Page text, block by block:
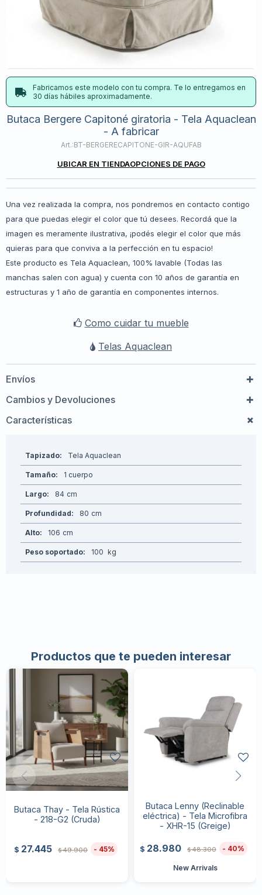
Fabricamos este modelo con tu compra. Te lo entregamos en
30 días hábiles aproximadamente.
Butaca Bergere Capitoné giratoria - Tela Aquaclean
- A fabricar
BT-BERGERECAPITONE-GIR-AQUFAB
UBICAR EN TIENDAOPCIONES DE PAGO
Una vez realizada la compra, nos pondremos en contacto contigo
para que puedas elegir el color que tú desees. Recordá que la
imagen es meramente ilustrativa, ¡podés elegir el color que más
quieras para que conviva a la perfección en tu espacio!
Este producto es Tela Aquaclean, 100% lavable (Todas las
manchas salen con agua) y cuenta con 10 años de garantía en
estructuras y 1 año de garantía en componentes internos.
Como cuidar tu mueble
Telas Aquaclean
Envíos
Cambios y Devoluciones
Características
Tapizado Tela Aquaclean
Tamaño 1 cuerpo
Largo 84
Profundidad 80
Alto 106
Peso soportado 100
Productos que te pueden interesar
Butaca Thay - Tela Rústica
- 218-G2 (Cruda)
$ 27.445 $49.900 45
Butaca Lenny (Reclinable
eléctrica) - Tela Microfibra
- XHR-15 (Greige)
$ 28.980 $48.300 40
New Arrivals